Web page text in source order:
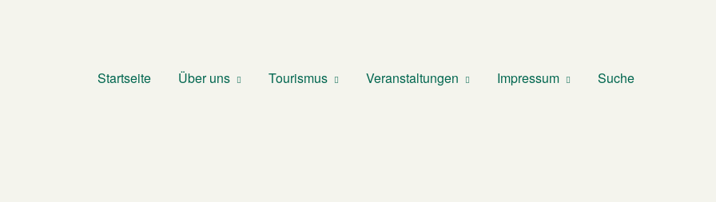
Startseite Über uns Tourismus Veranstaltungen Impressum Suche